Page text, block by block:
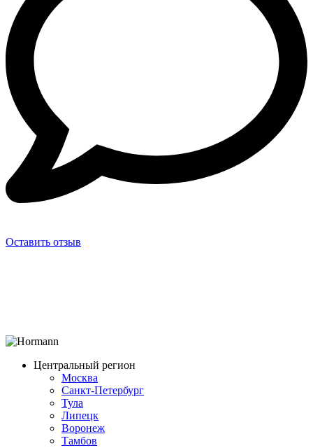
Оставить отзыв
Центральный регион
Москва
Санкт-Петербург
Тула
Липецк
Воронеж
Тамбов